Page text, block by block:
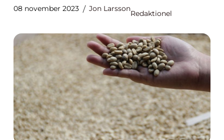
08 november 2023 Jon Larsson
Redaktionel